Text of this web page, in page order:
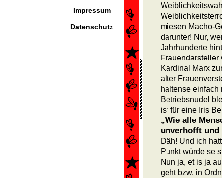
Impressum
Datenschutz
miesen Macho-
darunter! Nur,
Jahrhunderte
Frauendarsteller
Kardinal Marx
alter
haltense einfach
Betriebsnudel
is‘ für eine Iris
„Wie alle
unverhofft und
Däh! Und ich
Punkt würde se
Nun ja, et is ja
geht bzw. in